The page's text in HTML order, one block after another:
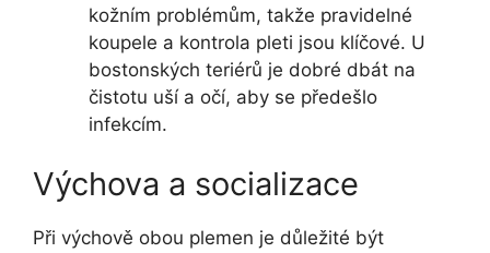
‌kožním problémům, takže pravidelné
koupele a kontrola pleti jsou klíčové. U
bostonských teriérů je dobré dbát na
čistotu uší a očí, aby​ se předešlo
infekcím.
Výchova a socializace
Při výchově obou plemen je​ důležité být